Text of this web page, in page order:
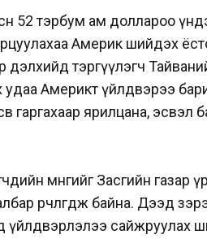
52 тэрбум ам доллароо
Америк шийдэх
тэргүүлэгч Тайваний
удаа Америкт үйлдвэрээ
гаргахаар ярилцана,
мөнгийг Засгийн
өөрчлөгдөж байна. Дээд
үйлдвэрлэлээ сайжруулах